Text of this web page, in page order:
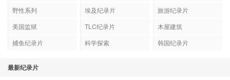
野性系列
埃及纪录片
旅游纪录片
美国监狱
TLC纪录片
木屋建筑
捕鱼纪录片
科学探索 韩国纪录片
最新纪录片